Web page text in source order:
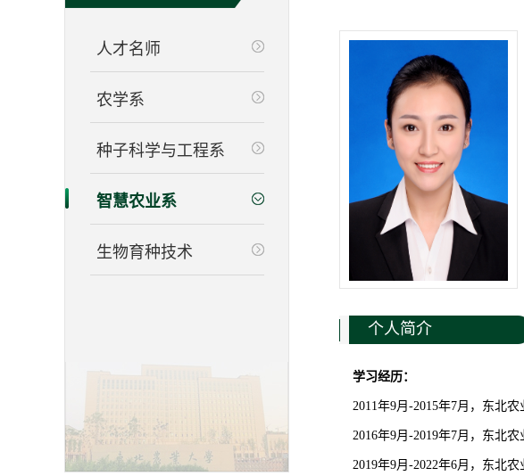
人才名师
农学系
种子科学与工程系
智慧农业系
生物育种技术
个人简介
学习经历：
2011年9月-2015年7月，东北
2016年9月-2019年7月，东北
2019年9月-2022年6月，东北